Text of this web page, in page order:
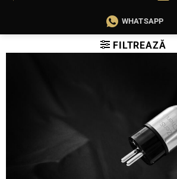
WHATSAPP
FILTREAZĂ